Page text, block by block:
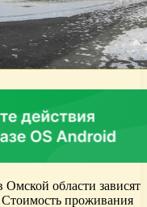
области зависят
Стоимость проживания